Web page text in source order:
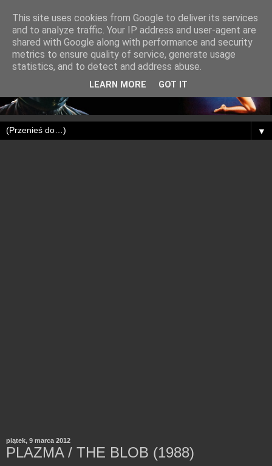
▼
piątek, 9 marca 2012
PLAZMA / THE BLOB (1988)
This site uses cookies from Google to deliver its services
and to analyze traffic. Your IP address and user-agent are
shared with Google along with performance and security
metrics to ensure quality of service, generate usage
statistics, and to detect and address abuse.
LEARN MORE GOT IT